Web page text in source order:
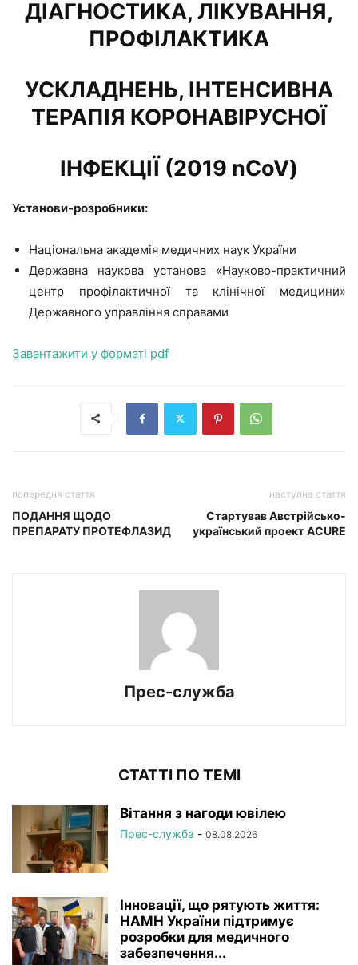
ДІАГНОСТИКА, ЛІКУВАННЯ,
ПРОФІЛАКТИКА
УСКЛАДНЕНЬ, ІНТЕНСИВНА
ТЕРАПІЯ КОРОНАВІРУСНОЇ
ІНФЕКЦІЇ (2019 nCoV)
Установи-розробники:
Національна академія медичних наук України
Державна наукова установа «Науково-практичний
центр профілактичної та клінічної медицини»
Державного управління справами
Завантажити у форматі pdf
попередня стаття
ПОДАННЯ ЩОДО
ПРЕПАРАТУ ПРОТЕФЛАЗИД
наступна стаття
Стартував Австрійсько-
український проект ACURE
Прес-служба
СТАТТІ ПО ТЕМІ
Вітання з нагоди ювілею
Прес-служба - 08.08.2026
Інновації, що рятують життя:
НАМН України підтримує
розробки для медичного
забезпечення...